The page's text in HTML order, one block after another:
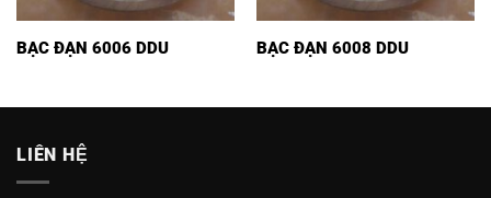
BẠC ĐẠN 6006 DDU BẠC ĐẠN 6008 DDU
LIÊN HỆ